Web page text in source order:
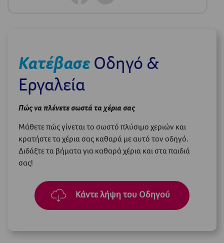
ΚατέβασεΟδηγό &
Εργαλεία
Πώς να πλένετε σωστά τα χέρια σας
Μάθετε πώς γίνεται το σωστό πλύσιμο χεριών και
κρατήστε τα χέρια σας καθαρά με αυτό τον οδηγό.
Διδάξτε τα βήματα για καθαρά χέρια και στα παιδιά
σας!
Κάντε λήψη του Οδηγού